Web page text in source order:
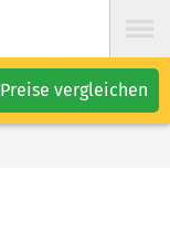
Preise vergleichen